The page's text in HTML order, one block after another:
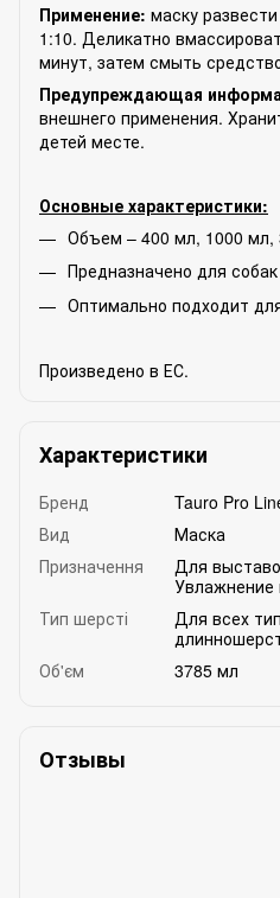
Применение: маску
1:10. Деликатно
минут, затем смыть
Предупреждающая
внешнего применения.
детей месте.
Основные характеристики:
Объем – 400 мл, 1000 мл,
Предназначено для
Оптимально подходит
Произведено в ЕС.
Характеристики
Бренд
Tauro Pro
Вид
Маска
Призначення
Для
Увлажнение
Тип шерсті
Для всех
Об'єм
3785 мл
Отзывы